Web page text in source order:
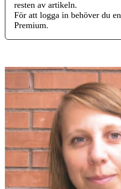
resten av artikeln.
För att logga in behöver du en
Premium.